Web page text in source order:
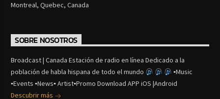
Montreal, Quebec, Canada
SOBRE NOSOTROS
Broadcast | Canada Estación de radio en línea Dedicado a la
población de habla hispana de todo el mundo
▪Music
▪Events ▪News▪ Artist▪Promo Download APP iOS |Android
Descubrir más